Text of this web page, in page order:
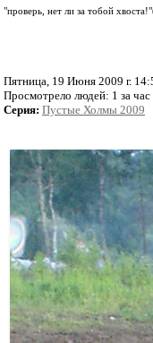
"проверь, нет ли за тобой
Пятница, 19 Июня 2009 г.
Просмотрело людей: 1 за
Серия: Пустые Холмы 2009